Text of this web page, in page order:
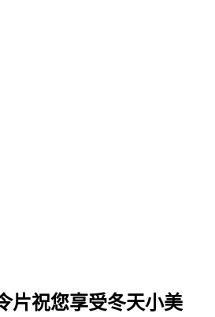
片祝您享受冬天小美